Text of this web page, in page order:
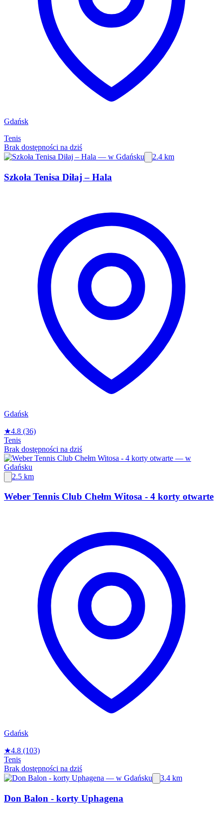
Gdańsk
Tenis
Brak dostępności na dziś
2.4 km
Szkoła Tenisa Diłaj – Hala
Gdańsk
★4.8 (36)
Tenis
Brak dostępności na dziś
2.5 km
Weber Tennis Club Chełm Witosa - 4 korty otwarte
Gdańsk
★4.8 (103)
Tenis
Brak dostępności na dziś
3.4 km
Don Balon - korty Uphagena